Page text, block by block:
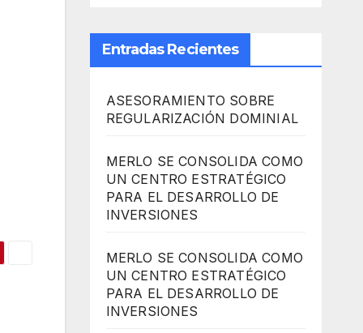
Entradas Recientes
ASESORAMIENTO SOBRE
REGULARIZACIÓN DOMINIAL
MERLO SE CONSOLIDA COMO
UN CENTRO ESTRATÉGICO
PARA EL DESARROLLO DE
INVERSIONES
MERLO SE CONSOLIDA COMO
UN CENTRO ESTRATÉGICO
PARA EL DESARROLLO DE
INVERSIONES